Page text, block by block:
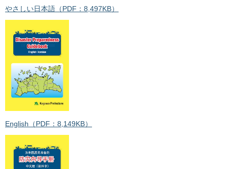
やさしい日本語（PDF：8,497KB）
English（PDF：8,149KB）